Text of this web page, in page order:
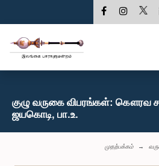
குழு வருகை விபரங்கள்: கௌரவ
ஜயகொடி, பா.உ.
முதற்பக்கம்